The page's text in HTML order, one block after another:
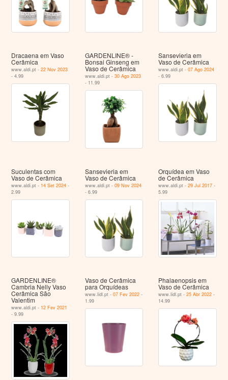
Dracaena em Vaso
Cerâmica
www.aldi.pt -22 Nov 2023
- 4.99
GARDENLINE® -
Bonsai Ginseng em
Vaso de Cerâmica
www.aldi.pt - 30 Ago 2023
- 11.99
Sansevieria em
Vaso de Cerâmica
www.aldi.pt -07 Ago 2024
- 6.99
Suculentas com
Vaso de Cerâmica
www.aldi.pt - 14 Set 2024 -
2.99
Sansevieria em
Vaso de Cerâmica
www.aldi.pt - 09 Nov 2024
- 6.99
Orquídea em Vaso
de Cerâmica
www.aldi.pt -29 Jul 2017 -
5.99
GARDENLINE®
Cambria Nelly Vaso
Cerâmica São
Valentim
www.aldi.pt - 12 Fev 2021
- 9.99
Vaso de Cerâmica
para Orquídeas
www.lidl.pt - 07 Fev 2022-
1.99
Phalaenopsis em
Vaso de Cerâmica
www.lidl.pt -25 Abr 2022 -
14.99